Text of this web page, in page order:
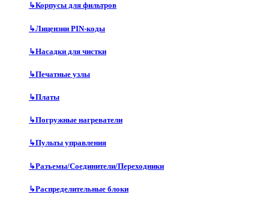
↳Корпусы для фильтров
↳Лицензии PIN-коды
↳Насадки для чистки
↳Печатные узлы
↳Платы
↳Погружные нагреватели
↳Пульты управления
↳Разъемы/Соединители/Переходники
↳Распределительные блоки